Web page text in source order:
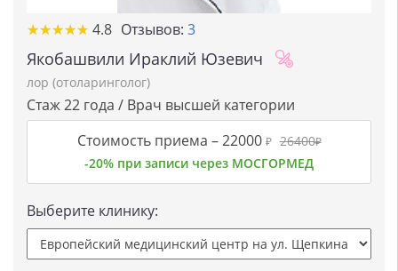
★★★★★
★★★★★ 4.8 Отзывов: 3
Якобашвили Ираклий Юзевич
лор (отоларинголог)
Стаж 22 года / Врач высшей категории
Стоимость приема –22000 ₽ 26400₽
-20% при записи через МОСГОРМЕД
Выберите клинику: